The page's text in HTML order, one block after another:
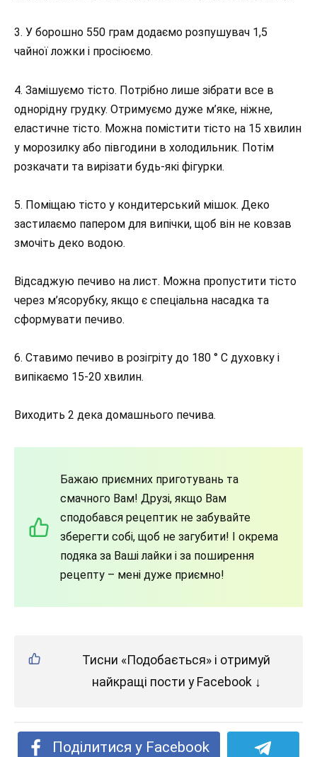
3. У борошно 550 грам додаємо розпушувач 1,5
чайної ложки і просіюємо.
4. Замішуємо тісто. Потрібно лише зібрати все в
однорідну грудку. Отримуємо дуже м’яке, ніжне,
еластичне тісто. Можна помістити тісто на 15 хвилин
у морозилку або півгодини в холодильник. Потім
розкачати та вирізати будь-які фігурки.
5. Поміщаю тісто у кондитерський мішок. Деко
застилаємо папером для випічки, щоб він не ковзав
змочіть деко водою.
Відсаджую печиво на лист. Можна пропустити тісто
через м’ясорубку, якщо є спеціальна насадка та
сформувати печиво.
6. Ставимо печиво в розігріту до 180 ° C духовку і
випікаємо 15-20 хвилин.
Виходить 2 дека домашнього печива.
Бажаю приємних приготувань та
смачного Вам! Друзі, якщо Вам
сподобався рецептик не забувайте
зберегти собі, щоб не загубити! І окрема
подяка за Ваші лайки і за поширення
рецепту – мені дуже приємно!
Тисни «Подобається» і отримуй
найкращі пости у Facebook ↓
Поділитися у Facebook